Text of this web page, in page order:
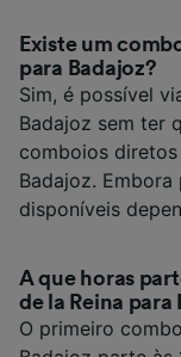
Existe um
para Badajoz?
Sim, é possível
Badajoz sem ter
comboios diretos
Badajoz.
disponíveis
A que horas
de la Reina para
O primeiro